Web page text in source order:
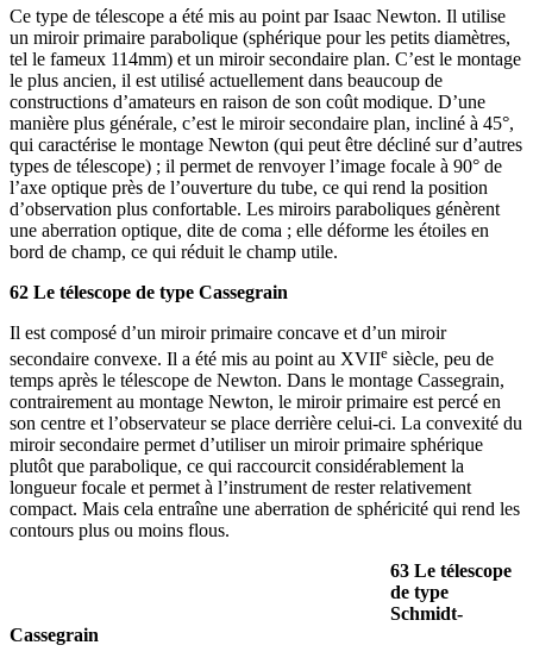
Ce type de télescope a été mis au point par Isaac Newton. Il utilise
un miroir primaire parabolique (sphérique pour les petits diamètres,
tel le fameux 114mm) et un miroir secondaire plan. C’est le montage
le plus ancien, il est utilisé actuellement dans beaucoup de
constructions d’amateurs en raison de son coût modique. D’une
manière plus générale, c’est le miroir secondaire plan, incliné à 45°,
qui caractérise le montage Newton (qui peut être décliné sur d’autres
types de télescope) ; il permet de renvoyer l’image focale à 90° de
l’axe optique près de l’ouverture du tube, ce qui rend la position
d’observation plus confortable. Les miroirs paraboliques génèrent
une aberration optique, dite de coma ; elle déforme les étoiles en
bord de champ, ce qui réduit le champ utile.
62 Le télescope de type Cassegrain
Il est composé d’un miroir primaire concave et d’un miroir
secondaire convexe. Il a été mis au point au XVIIe siècle, peu de
temps après le télescope de Newton. Dans le montage Cassegrain,
contrairement au montage Newton, le miroir primaire est percé en
son centre et l’observateur se place derrière celui-ci. La convexité du
miroir secondaire permet d’utiliser un miroir primaire sphérique
plutôt que parabolique, ce qui raccourcit considérablement la
longueur focale et permet à l’instrument de rester relativement
compact. Mais cela entraîne une aberration de sphéricité qui rend les
contours plus ou moins flous.
63 Le télescope
de type
Schmidt-
Cassegrain